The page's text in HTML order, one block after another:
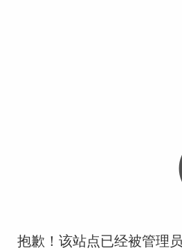
抱歉！该站点已经被管理